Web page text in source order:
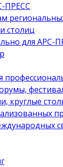
ПРЕСС
столиц
для АРС-
круглые